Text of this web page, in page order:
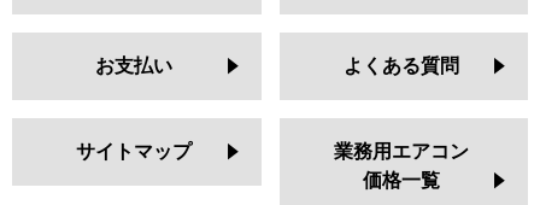
お支払い よくある質問
サイトマップ
業務用エアコン
価格一覧